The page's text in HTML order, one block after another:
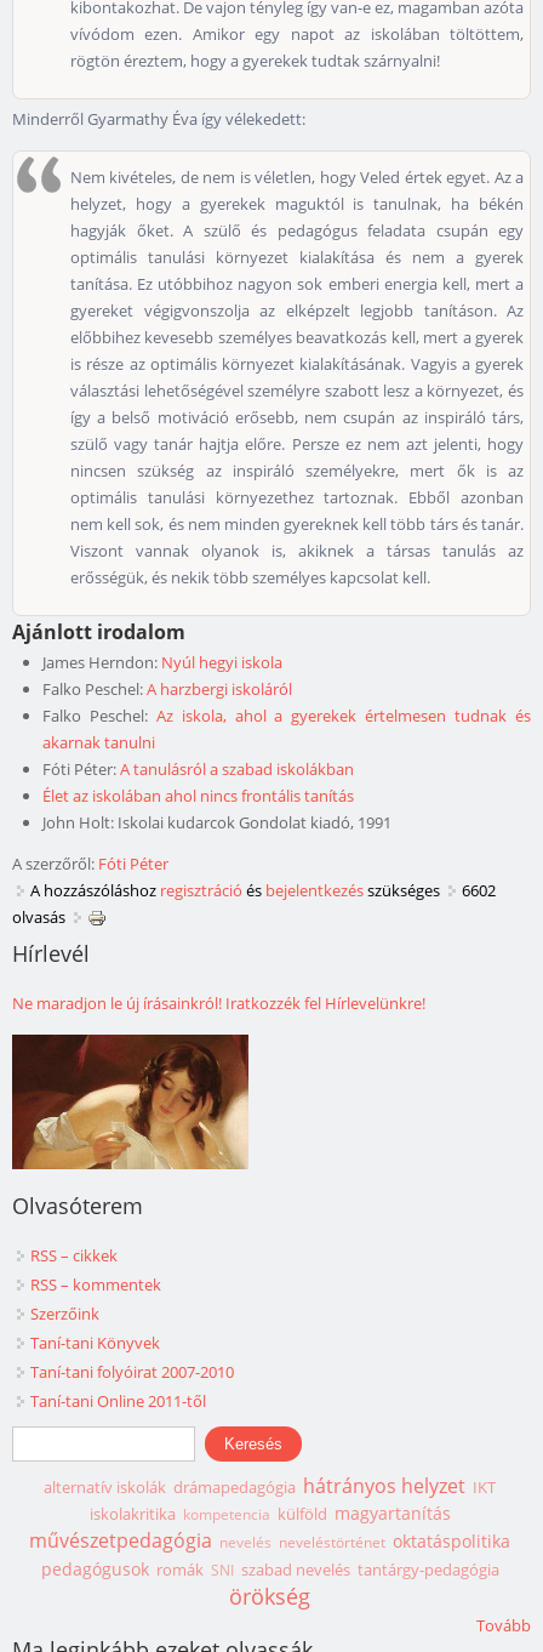
kibontakozhat. De vajon tényleg így van-e ez, magamban azóta
vívódom ezen. Amikor egy napot az iskolában töltöttem,
rögtön éreztem, hogy a gyerekek tudtak szárnyalni!
Minderről Gyarmathy Éva így vélekedett:
Nem kivételes, de nem is véletlen, hogy Veled értek egyet. Az a
helyzet, hogy a gyerekek maguktól is tanulnak, ha békén
hagyják őket. A szülő és pedagógus feladata csupán egy
optimális tanulási környezet kialakítása és nem a gyerek
tanítása. Ez utóbbihoz nagyon sok emberi energia kell, mert a
gyereket végigvonszolja az elképzelt legjobb tanításon. Az
előbbihez kevesebb személyes beavatkozás kell, mert a gyerek
is része az optimális környezet kialakításának. Vagyis a gyerek
választási lehetőségével személyre szabott lesz a környezet, és
így a belső motiváció erősebb, nem csupán az inspiráló társ,
szülő vagy tanár hajtja előre. Persze ez nem azt jelenti, hogy
nincsen szükség az inspiráló személyekre, mert ők is az
optimális tanulási környezethez tartoznak. Ebből azonban
nem kell sok, és nem minden gyereknek kell több társ és tanár.
Viszont vannak olyanok is, akiknek a társas tanulás az
erősségük, és nekik több személyes kapcsolat kell.
Ajánlott irodalom
James Herndon: Nyúl hegyi iskola
Falko Peschel:A harzbergi iskoláról
Falko Peschel: Az iskola, ahol a gyerekek értelmesen tudnak és
akarnak tanulni
Fóti Péter:A tanulásról a szabad iskolákban
Élet az iskolában ahol nincs frontális tanítás
John Holt: Iskolai kudarcok Gondolat kiadó, 1991
A szerzőről: Fóti Péter
A hozzászóláshoz regisztráció és bejelentkezésszükséges
6602
olvasás
Hírlevél
Ne maradjon le új írásainkról! Iratkozzék fel Hírlevelünkre!
Olvasóterem
RSS – cikkek
RSS – kommentek
Szerzőink
Taní-tani Könyvek
Taní-tani folyóirat 2007-2010
Taní-tani Online 2011-től
Keresés űrlap
Keresés
alternatív iskolák drámapedagógia hátrányos helyzet IKT
iskolakritika kompetencia külföld magyartanítás
művészetpedagógia nevelés neveléstörténet oktatáspolitika
pedagógusok romák SNI szabad nevelés tantárgy-pedagógia
örökség
Tovább